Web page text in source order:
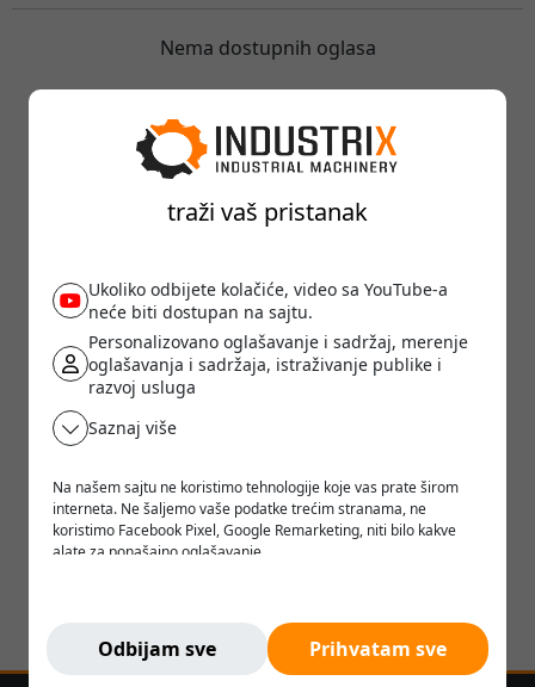
traži vaš pristanak
Ukoliko odbijete kolačiće, video sa YouTube-a
neće biti dostupan na sajtu.
Personalizovano oglašavanje i sadržaj, merenje
oglašavanja i sadržaja, istraživanje publike i
razvoj usluga
Saznaj više
Na našem sajtu ne koristimo tehnologije koje vas prate širom
interneta. Ne šaljemo vaše podatke trećim stranama, ne
koristimo Facebook Pixel, Google Remarketing, niti bilo kakve
alate za ponašajno oglašavanje.
Odbijam sve Prihvatam sve
Nema dostupnih oglasa